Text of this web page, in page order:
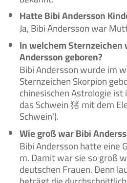
Hatte Bibi Andersson
Ja, Bibi Andersson war
In welchem Sternzeichen
Andersson geboren?
Bibi Andersson wurde im
Sternzeichen Skorpion
chinesischen Astrologie
das Schwein 猪 mit dem
Schwein').
Wie groß war Bibi
Bibi Andersson hatte eine
m. Damit war sie so groß
deutschen Frauen. Denn